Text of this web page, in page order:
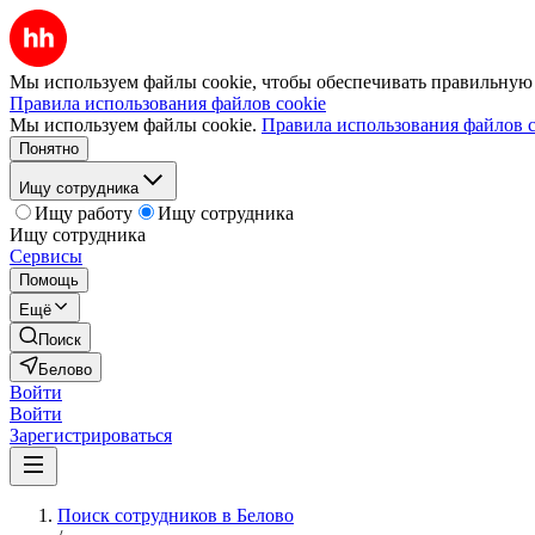
Мы используем файлы cookie, чтобы обеспечивать правильную
Правила использования файлов cookie
Мы используем файлы cookie. Правила использования файлов
Понятно
Ищу сотрудника
Ищу работу
Ищу сотрудника
Ищу сотрудника
Сервисы
Помощь
Ещё
Поиск
Белово
Войти
Войти
Зарегистрироваться
Поиск сотрудников в Белово